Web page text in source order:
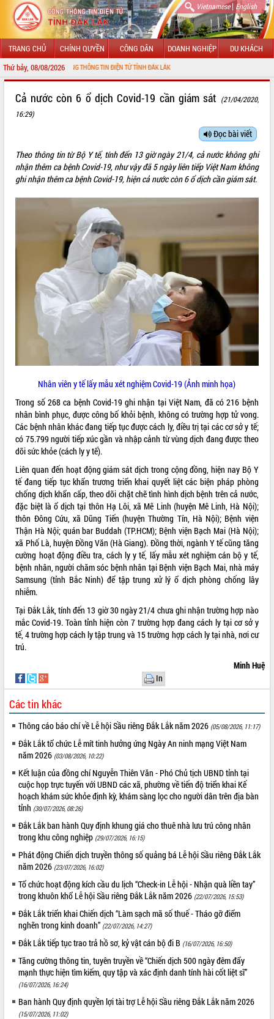
Vietnamese| English
TRANG CHỦ CHÍNH QUYỀN CÔNG DÂN DOANH NGHIỆP DU KHÁCH
Thứ bảy, 08/08/2026
VỚI CỔNG THÔNG TIN ĐIỆN TỬ TỈNH ĐẮK LẮK
LÃNH ĐẠO UBND TỈNH
SỞ, BAN, NGÀNH
THÔNG TIN CHỈ ĐẠO ĐIỀU HÀNH
HỆ THỐNG VĂN BẢN
VĂN BẢN HĐND TỈNH
ĐIỂM TIN VĂN BẢN
QUY HOẠCH - KẾ HOẠCH
VIDEO
Không có file video nào để phát.
ALBUM ẢNH
THỐNG KÊ TRUY CẬP
Hôm nay:
Tất cả: 66091488
Cả nước còn 6 ổ dịch Covid-19 cần giám sát (21/04/2020,
16:29)
Đọc bài viết
Theo thông tin từ Bộ Y tế, tính đến 13 giờ ngày 21/4, cả nước không ghi
nhận thêmca bệnh Covid-19, như vậy đã 5 ngày liên tiếp Việt Nam không
ghi nhận thêm ca bệnh Covid-19, hiện cả nước còn 6 ổ dịch cần giám sát.
Nhân viên y tế lấy mẫu xét nghiệm Covid-19 (Ảnh minh họa)
Trong số 268 ca bệnh Covid-19 ghi nhận tại Việt Nam, đã có 216 bệnh
nhân bình phục, được công bố khỏi bệnh, không có trường hợp tử vong.
Các bệnh nhân khác đang tiếp tục được cách ly, điều trị tại các cơ sở y tế;
có 75.799 người tiếp xúc gần và nhập cảnh từ vùng dịch đang được theo
dõi sức khỏe(cách ly y tế).
Liên quan đến hoạt động giám sát dịch trong cộng đồng, hiện nay Bộ Y
tế đang tiếp tục khẩn trương triển khai quyết liệt các biện pháp phòng
chống dịch khẩn cấp, theo dõi chặt chẽ tình hình dịch bệnh trên cả nước,
đặc biệt là ổ dịch tại thôn Hạ Lôi, xã Mê Linh (huyện Mê Linh, Hà Nội);
thôn Đông Cứu, xã Dũng Tiến (huyện Thường Tín, Hà Nội); Bệnh viện
Thận Hà Nội; quán bar Buddah (TP.HCM); Bệnh viện Bạch Mai (Hà Nội);
xã Phố Là, huyện Đồng Văn (Hà Giang). Đồng thời, ngành Y tế cũng tăng
cường hoạt động điều tra, cách ly y tế, lấy mẫu xét nghiệm cán bộ y tế,
bệnh nhân, người chăm sóc bệnh nhân tại Bệnh viện Bạch Mai,nhà máy
Samsung (tỉnh Bắc Ninh) để tập trung xử lý ổ dịch phòng chống lây
nhiễm.
Tại Đắk Lắk, tính đến 13 giờ 30 ngày 21/4 chưa ghi nhận trường hợp nào
mắc Covid-19. Toàn tỉnh hiện còn 7 trường hợp đang cách ly tại cơ sở y
tế, 4 trường hợp cách ly tập trung và 15 trường hợp cách ly tại nhà, nơi cư
trú.
Minh Huệ
In
Các tin khác
Thông cáo báo chí về Lễ hội Sầu riêng Đắk Lắk năm 2026 (05/08/2026, 11:17)
Đắk Lắk tổ chức Lễ mít tinh hưởng ứng Ngày An ninh mạng Việt Nam
năm 2026 (03/08/2026, 10:22)
Kết luận của đồng chí Nguyễn Thiên Văn - Phó Chủ tịch UBND tỉnh tại
cuộc họp trực tuyến với UBND các xã, phường về tiến độ triển khai Kế
hoạch khám sức khỏe định kỳ, khám sàng lọc cho người dân trên địa bàn
tỉnh (30/07/2026, 08:26)
Đắk Lắk ban hành Quy định khung giá cho thuê nhà lưu trú công nhân
trong khu công nghiệp (29/07/2026, 16:15)
Phát động Chiến dịch truyền thông số quảng bá Lễ hội Sầu riêng Đắk Lắk
năm 2026 (23/07/2026, 16:02)
Tổ chức hoạt động kích cầu du lịch “Check-in Lễ hội - Nhận quà liền tay”
trong khuôn khổ Lễ hội Sầu riêng Đắk Lắk năm 2026 (22/07/2026, 15:53)
Đắk Lắk triển khai Chiến dịch “Làm sạch mã số thuế - Tháo gỡ điểm
nghẽn trong kinh doanh” (22/07/2026, 14:27)
Đắk Lắk tiếp tục trao trả hồ sơ, kỷ vật cán bộ đi B (16/07/2026, 16:50)
Tăng cường thông tin, tuyên truyền về “Chiến dịch 500 ngày đêm đẩy
mạnh thực hiện tìm kiếm, quy tập và xác định danh tính hài cốt liệt sĩ”
(16/07/2026, 16:24)
Ban hành Quy định quyền lợi tài trợ Lễ hội Sầu riêng Đắk Lắk năm 2026
(15/07/2026, 11:02)